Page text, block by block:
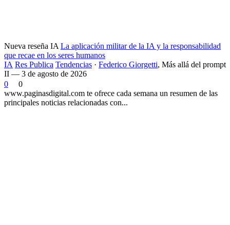
Nueva reseña IA La aplicación militar de la IA y la responsabilidad
que recae en los seres humanos
IA Res Publica Tendencias · Federico Giorgetti, Más allá del prompt
II — 3 de agosto de 2026
0
0
www.paginasdigital.com te ofrece cada semana un resumen de las
principales noticias relacionadas con...